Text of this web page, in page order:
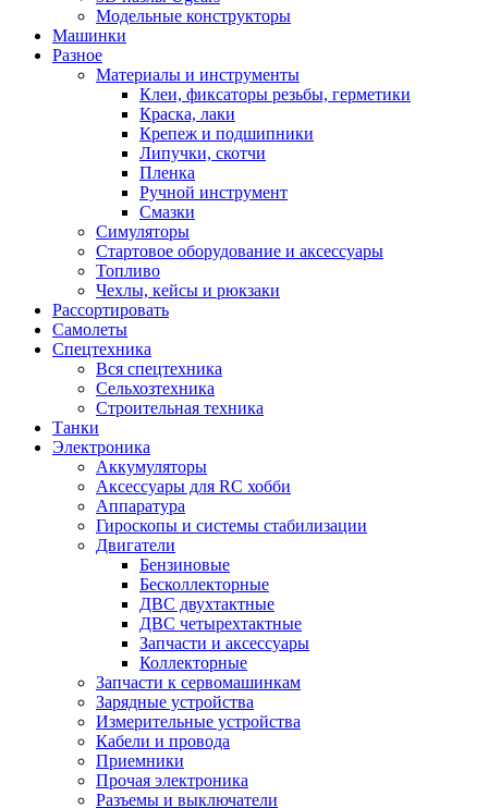
Модельные конструкторы
Машинки
Разное
Материалы и инструменты
Клеи, фиксаторы резьбы, герметики
Краска, лаки
Крепеж и подшипники
Липучки, скотчи
Пленка
Ручной инструмент
Смазки
Симуляторы
Стартовое оборудование и аксессуары
Топливо
Чехлы, кейсы и рюкзаки
Рассортировать
Самолеты
Спецтехника
Вся спецтехника
Сельхозтехника
Строительная техника
Танки
Электроника
Аккумуляторы
Аксессуары для RC хобби
Аппаратура
Гироскопы и системы стабилизации
Двигатели
Бензиновые
Бесколлекторные
ДВС двухтактные
ДВС четырехтактные
Запчасти и аксессуары
Коллекторные
Запчасти к сервомашинкам
Зарядные устройства
Измерительные устройства
Кабели и провода
Приемники
Прочая электроника
Разъемы и выключатели